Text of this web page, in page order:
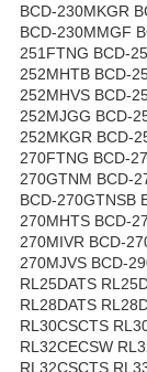
BCD-230MKGR
BCD-230MMGF
251FTNG BCD-
252MHTB BCD-
252MHVS BCD-
252MJGG BCD-
252MKGR BCD-
270FTNG BCD-
270GTNM BCD-
BCD-270GTNSB
270MHTS BCD-
270MIVR BCD-
270MJVS BCD-
RL25DATS
RL28DATS
RL30CSCTS
RL32CECSW
RL32CSCTS